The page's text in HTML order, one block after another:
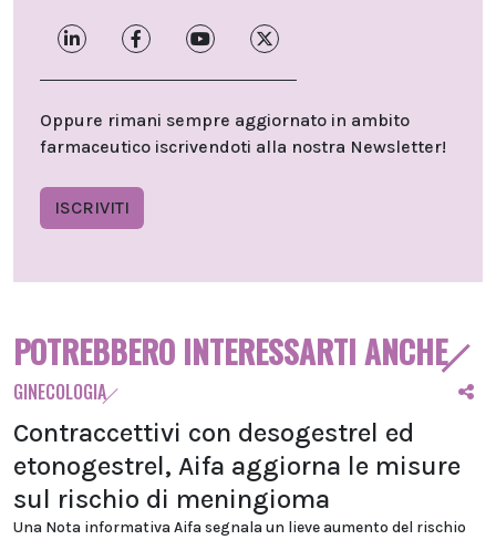
Oppure rimani sempre aggiornato in ambito
farmaceutico iscrivendoti alla nostra Newsletter!
ISCRIVITI
POTREBBERO INTERESSARTI ANCHE
GINECOLOGIA
Contraccettivi con desogestrel ed
etonogestrel, Aifa aggiorna le misure
sul rischio di meningioma
Una Nota informativa Aifa segnala un lieve aumento del rischio